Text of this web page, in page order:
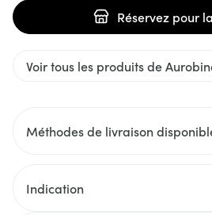
Réservez pour
Voir tous les produits de
Méthodes de livraison
Indication